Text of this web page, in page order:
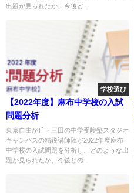
出題が見られたか、今後ど...
学校選び
【2022年度】麻布中学校の入試
問題分析
東京自由が丘・三田の中学受験塾スタジオ
キャンパスの精鋭講師陣が2022年度麻布
中学校の入試問題を分析し、どのような出
題が見られたか、今後どの...